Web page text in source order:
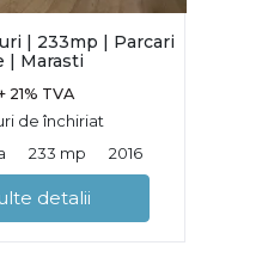
| 233mp | Parcari
| Marasti
21% TVA
de închiriat
233 mp 2016
detalii